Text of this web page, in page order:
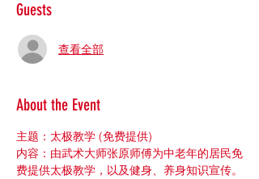
Guests
查看全部
About the Event
主题：太极教学 (免费提供)
内容：由武术大师张原师傅为中老年的居民免
费提供太极教学，以及健身、养身知识宣传。